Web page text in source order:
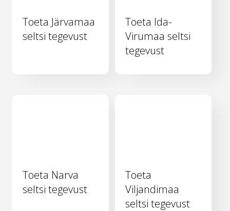
Toeta Järvamaa
seltsi tegevust
Toeta Ida-
Virumaa seltsi
tegevust
Toeta Narva
seltsi tegevust
Toeta
Viljandimaa
seltsi tegevust